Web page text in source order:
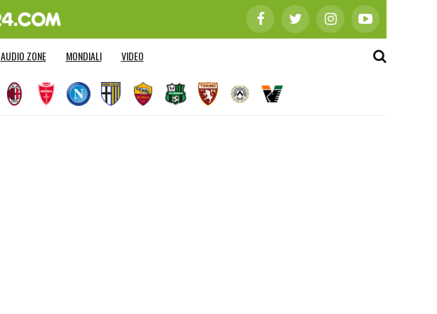
AUDIO ZONE MONDIALI VIDEO